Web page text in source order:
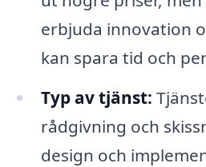
erbjuda innovation
kan spara tid och
Typ av tjänst:
rådgivning och
design och